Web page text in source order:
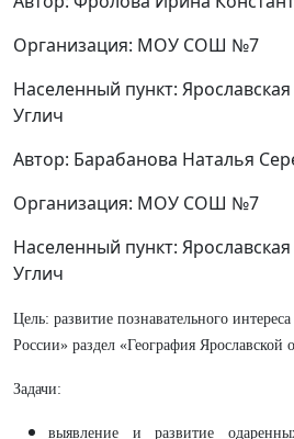
Организация: МОУ СОШ №7
Населенный пункт:
Углич
Автор: Барабанова Наталья
Организация: МОУ СОШ №7
Населенный пункт:
Углич
Цель: развитие познавательного
России» раздел «География Ярославской
Задачи:
выявление и развитие